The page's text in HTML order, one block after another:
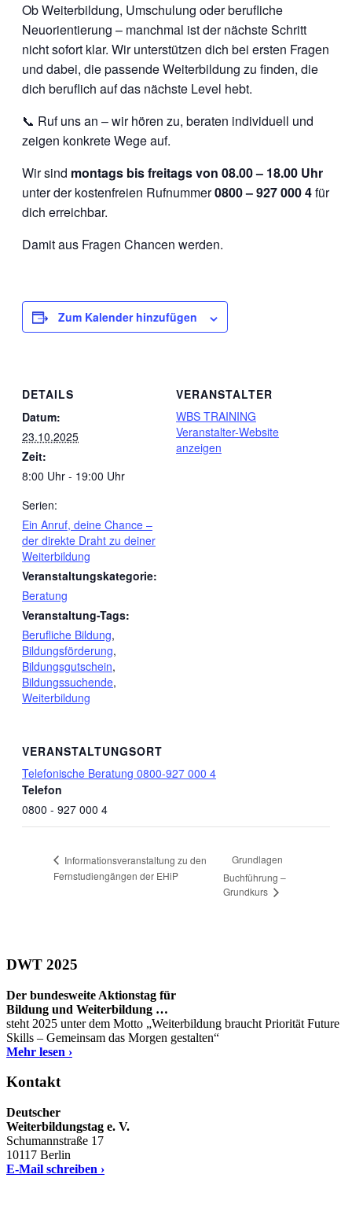
Ob Weiterbildung, Umschulung oder berufliche
Neuorientierung – manchmal ist der nächste Schritt
nicht sofort klar. Wir unterstützen dich bei ersten Fragen
und dabei, die passende Weiterbildung zu finden, die
dich beruflich auf das nächste Level hebt.
📞 Ruf uns an – wir hören zu, beraten individuell und
zeigen konkrete Wege auf.
Wir sind montags bis freitags von 08.00 – 18.00 Uhr
unter der kostenfreien Rufnummer0800 – 927 000 4für
dich erreichbar.
Damit aus Fragen Chancen werden.
Zum Kalender hinzufügen
DETAILS
Datum:
23.10.2025
Zeit:
8:00 Uhr - 19:00 Uhr
Serien:
Ein Anruf, deine Chance –
der direkte Draht zu deiner
Weiterbildung
Veranstaltungskategorie:
Beratung
Veranstaltung-Tags:
Berufliche Bildung,
Bildungsförderung,
Bildungsgutschein,
Bildungssuchende,
Weiterbildung
VERANSTALTER
WBS TRAINING
Veranstalter-Website
anzeigen
VERANSTALTUNGSORT
Telefonische Beratung 0800-927 000 4
Telefon
0800 - 927 000 4
Informationsveranstaltung zu den
Fernstudiengängen der EHiP
Grundlagen
Buchführung –
Grundkurs
DWT 2025
Der bundesweite Aktionstag für
Bildung und Weiterbildung …
steht 2025 unter dem Motto „Weiterbildung braucht Priorität Future
Skills – Gemeinsam das Morgen gestalten“
Mehr lesen ›
Kontakt
Deutscher
Weiterbildungstag e. V.
Schumannstraße 17
10117 Berlin
E-Mail schreiben ›